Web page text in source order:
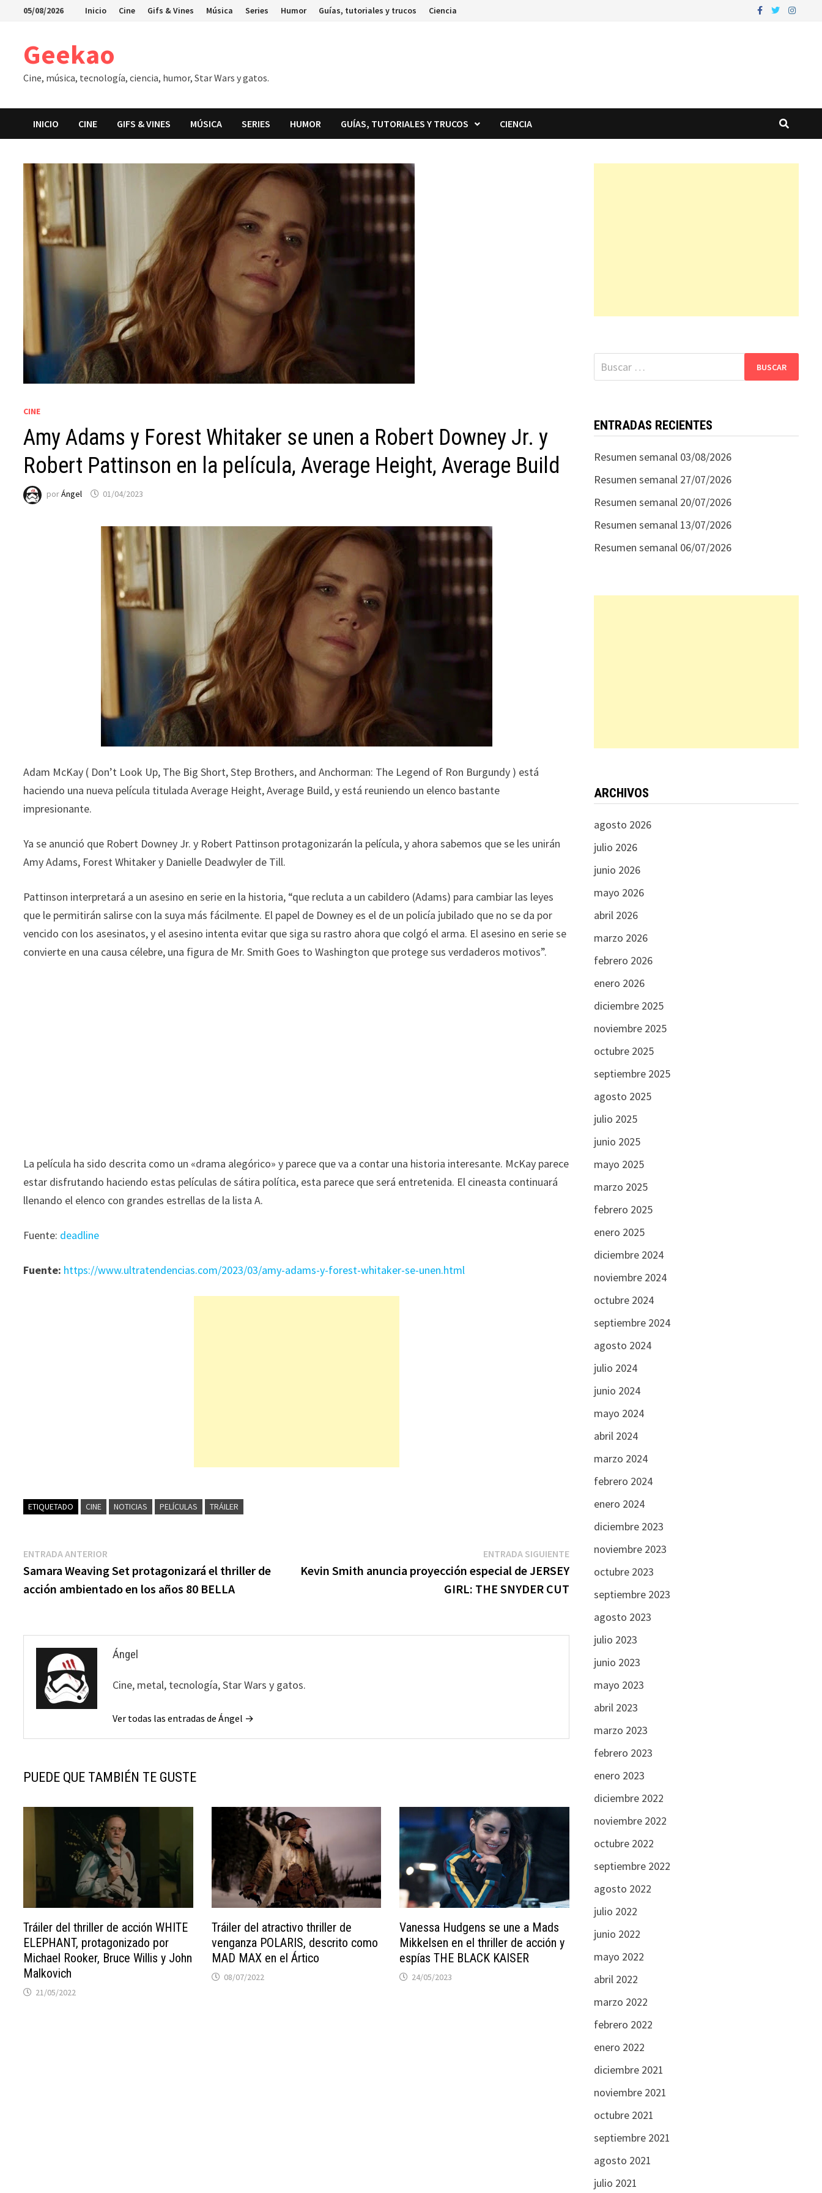
Saltar05/08/2026 Inicio Cine Gifs & Vines Música Series Humor Guías, tutoriales y trucos Ciencia
Geekao
Cine, música, tecnología, ciencia, humor, Star Wars y gatos.
INICIO CINE GIFS & VINES MÚSICA SERIES HUMOR GUÍAS, TUTORIALES Y TRUCOS CIENCIA
CINE
Amy Adams y Forest Whitaker se unen a Robert Downey Jr. y
Robert Pattinson en la película, Average Height, Average Build
porÁngel 01/04/2023
Adam McKay ( Don’t Look Up, The Big Short, Step Brothers, and Anchorman: The Legend of Ron Burgundy ) está
haciendo una nueva película titulada Average Height, Average Build, y está reuniendo un elenco bastante
impresionante.
Ya se anunció que Robert Downey Jr. y Robert Pattinson protagonizarán la película, y ahora sabemos que se les unirán
Amy Adams, Forest Whitaker y Danielle Deadwyler de Till.
Pattinson interpretará a un asesino en serie en la historia, “que recluta a un cabildero (Adams) para cambiar las leyes
que le permitirán salirse con la suya más fácilmente. El papel de Downey es el de un policía jubilado que no se da por
vencido con los asesinatos, y el asesino intenta evitar que siga su rastro ahora que colgó el arma. El asesino en serie se
convierte en una causa célebre, una figura de Mr. Smith Goes to Washington que protege sus verdaderos motivos”.
La película ha sido descrita como un «drama alegórico» y parece que va a contar una historia interesante. McKay parece
estar disfrutando haciendo estas películas de sátira política, esta parece que será entretenida. El cineasta continuará
llenando el elenco con grandes estrellas de la lista A.
Fuente: deadline
Fuente: https://www.ultratendencias.com/2023/03/amy-adams-y-forest-whitaker-se-unen.html
ETIQUETADO CINE NOTICIAS PELÍCULAS TRÁILER
Navegación
de
ENTRADA ANTERIOR
anterior:
Samara Weaving Set protagonizará el thriller de
acción ambientado en los años 80 BELLA
ENTRADA SIGUIENTEEntrada
siguiente:
Kevin Smith anuncia proyección especial de JERSEY
GIRL: THE SNYDER CUT
Ángel
Cine, metal, tecnología, Star Wars y gatos.
Ver todas las entradas de Ángel →
PUEDE QUE TAMBIÉN TE GUSTE
Tráiler del thriller de acción WHITE
ELEPHANT, protagonizado por
Michael Rooker, Bruce Willis y John
Malkovich
21/05/2022
Tráiler del atractivo thriller de
venganza POLARIS, descrito como
MAD MAX en el Ártico
08/07/2022
Vanessa Hudgens se une a Mads
Mikkelsen en el thriller de acción y
espías THE BLACK KAISER
24/05/2023
Buscar:
ENTRADAS RECIENTES
Resumen semanal 03/08/2026
Resumen semanal 27/07/2026
Resumen semanal 20/07/2026
Resumen semanal 13/07/2026
Resumen semanal 06/07/2026
ARCHIVOS
agosto 2026
julio 2026
junio 2026
mayo 2026
abril 2026
marzo 2026
febrero 2026
enero 2026
diciembre 2025
noviembre 2025
octubre 2025
septiembre 2025
agosto 2025
julio 2025
junio 2025
mayo 2025
marzo 2025
febrero 2025
enero 2025
diciembre 2024
noviembre 2024
octubre 2024
septiembre 2024
agosto 2024
julio 2024
junio 2024
mayo 2024
abril 2024
marzo 2024
febrero 2024
enero 2024
diciembre 2023
noviembre 2023
octubre 2023
septiembre 2023
agosto 2023
julio 2023
junio 2023
mayo 2023
abril 2023
marzo 2023
febrero 2023
enero 2023
diciembre 2022
noviembre 2022
octubre 2022
septiembre 2022
agosto 2022
julio 2022
junio 2022
mayo 2022
abril 2022
marzo 2022
febrero 2022
enero 2022
diciembre 2021
noviembre 2021
octubre 2021
septiembre 2021
agosto 2021
julio 2021